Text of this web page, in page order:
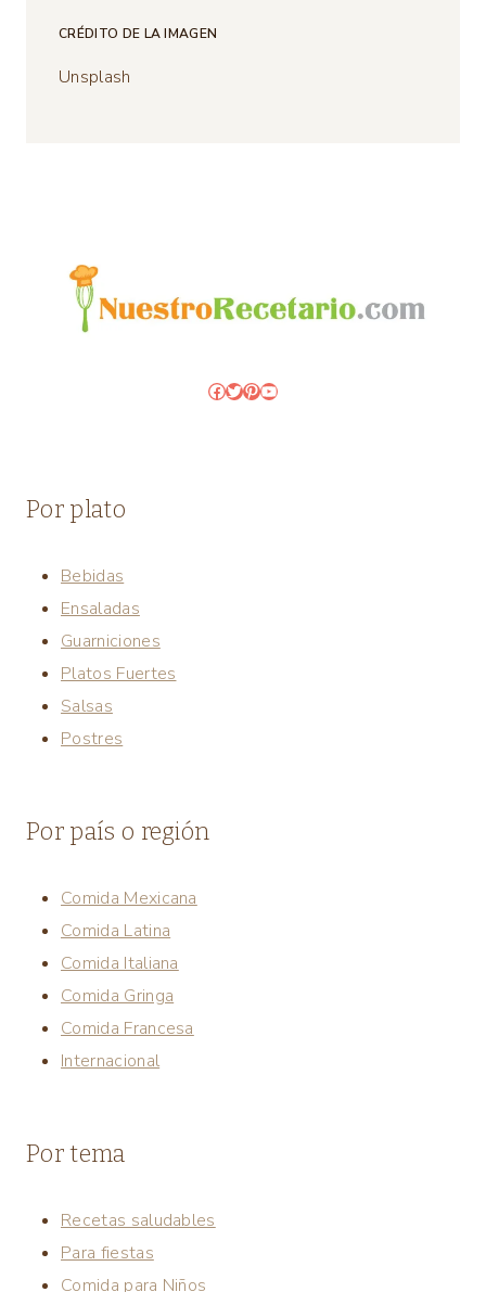
CRÉDITO DE LA IMAGEN
Unsplash
Facebook
Twitter
Pinterest
YouTube
Por plato
Bebidas
Ensaladas
Guarniciones
Platos Fuertes
Salsas
Postres
Por país o región
Comida Mexicana
Comida Latina
Comida Italiana
Comida Gringa
Comida Francesa
Internacional
Por tema
Recetas saludables
Para fiestas
Comida para Niños